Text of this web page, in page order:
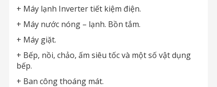
+ Máy lạnh Inverter tiết kiệm điện.
+ Máy nước nóng – lạnh. Bồn tắm.
+ Máy giặt.
+ Bếp, nồi, chảo, ấm siêu tốc và một số vật dụng
bếp.
+ Ban công thoáng mát.